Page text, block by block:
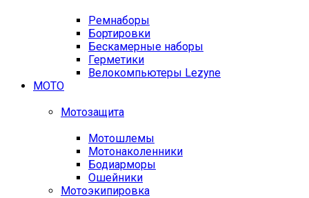
Ремнаборы
Бортировки
Бескамерные наборы
Герметики
Велокомпьютеры Lezyne
МОТО
Мотозащита
Мотошлемы
Мотонаколенники
Бодиарморы
Ошейники
Мотоэкипировка